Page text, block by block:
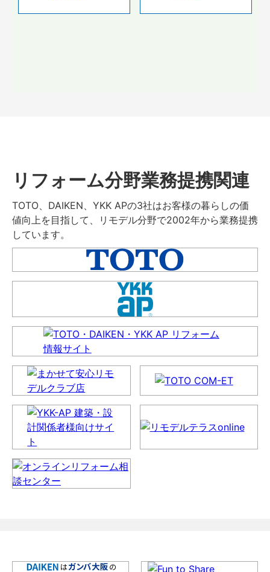
リフォーム分野業務提携関連
TOTO、DAIKEN、YKK APの3社はお客様の暮らしの価
値向上を目指して、リモデル分野で2002年から業務提携
しています。